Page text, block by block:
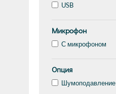
USB
Микрофон
С микрофоном
Опция
Шумоподавление